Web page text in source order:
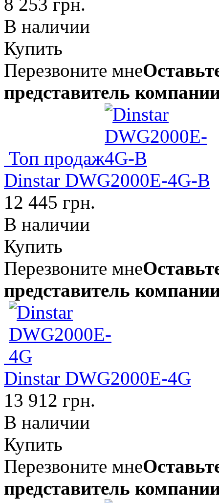
В наличии
Купить
Перезвоните мне
представитель
Топ продаж
Dinstar DWG2000E-4G-B
12 445 грн.
В наличии
Купить
Перезвоните мне
представитель
Dinstar DWG2000E-4G
13 912 грн.
В наличии
Купить
Перезвоните мне
представитель